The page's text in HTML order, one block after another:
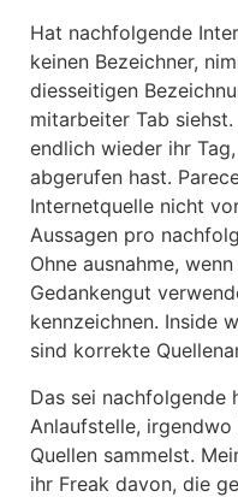
Hat nachfolgende
keinen Bezeichner,
diesseitigen
mitarbeiter Tab
endlich wieder ihr
abgerufen hast.
Internetquelle nicht
Aussagen pro
Ohne ausnahme,
Gedankengut
kennzeichnen. Inside
sind korrekte
Das sei nachfolgende
Anlaufstelle,
Quellen sammelst.
ihr Freak davon, die